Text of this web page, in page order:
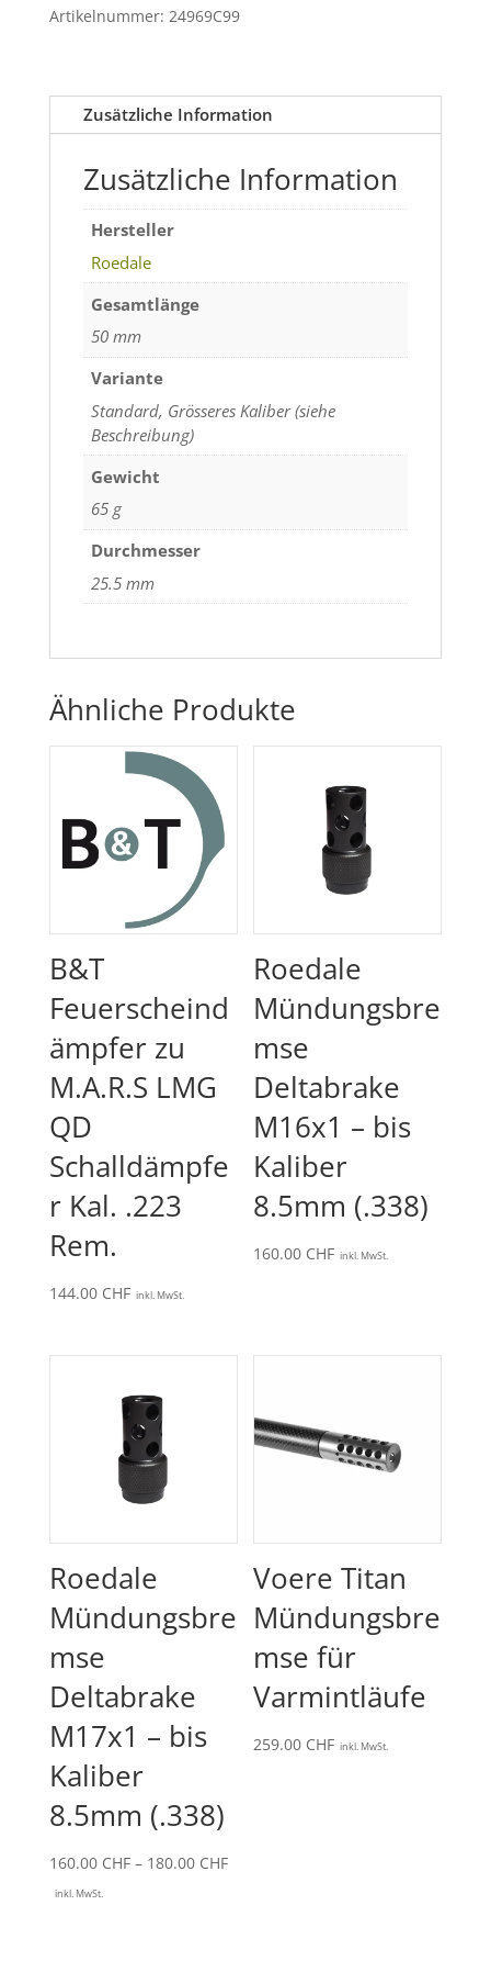
bis
Menge
Artikelnummer: 24969C99
Zusätzliche Information
Zusätzliche Information
Hersteller
Roedale
Gesamtlänge
50 mm
Variante
Standard, Grösseres Kaliber (siehe
Beschreibung)
Gewicht
65 g
Durchmesser
25.5 mm
Ähnliche Produkte
B&T
Feuerscheind
ämpfer zu
M.A.R.S LMG
QD
Schalldämpfe
r Kal. .223
Rem.
144.00 CHF inkl. MwSt.
Roedale
Mündungsbre
mse
Deltabrake
M16x1 – bis
Kaliber
8.5mm (.338)
160.00 CHF inkl. MwSt.
Roedale
Mündungsbre
mse
Deltabrake
M17x1 – bis
Kaliber
8.5mm (.338)
160.00 CHF – 180.00 CHFPreisspanne:
inkl. MwSt.
Voere Titan
Mündungsbre
mse für
Varmintläufe
259.00 CHF inkl. MwSt.